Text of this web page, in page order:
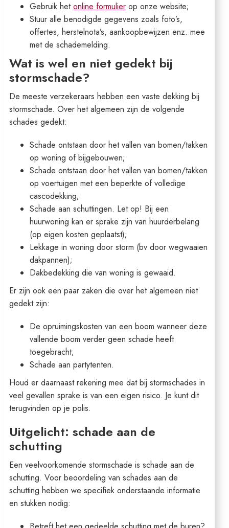
Gebruik hetonline formulier op onze website;
Stuur alle benodigde gegevens zoals foto’s,
offertes, herstelnota’s, aankoopbewijzen enz. mee
met de schademelding.
Wat is wel en niet gedekt bij
stormschade?
De meeste verzekeraars hebben een vaste dekking bij
stormschade. Over het algemeen zijn de volgende
schades gedekt:
Schade ontstaan door het vallen van bomen/takken
op woning of bijgebouwen;
Schade ontstaan door het vallen van bomen/takken
op voertuigen met een beperkte of volledige
cascodekking;
Schade aan schuttingen. Let op! Bij een
huurwoning kan er sprake zijn van huurderbelang
(op eigen kosten geplaatst);
Lekkage in woning door storm (bv door wegwaaien
dakpannen);
Dakbedekking die van woning is gewaaid.
Er zijn ook een paar zaken die over het algemeen niet
gedekt zijn:
De opruimingskosten van een boom wanneer deze
vallende boom verder geen schade heeft
toegebracht;
Schade aan partytenten.
Houd er daarnaast rekening mee dat bij stormschades in
veel gevallen sprake is van een eigen risico. Je kunt dit
terugvinden op je polis.
Uitgelicht: schade aan de
schutting
Een veelvoorkomende stormschade is schade aan de
schutting. Voor beoordeling van schades aan de
schutting hebben we specifiek onderstaande informatie
en stukken nodig: